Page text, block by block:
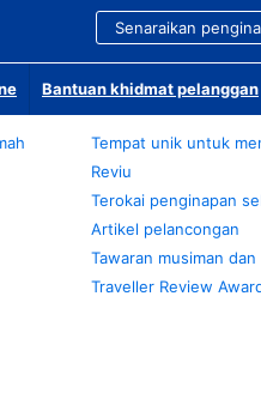
Senaraikan
Bantuan khidmat pelanggan
Tempat unik untuk
Reviu
Terokai penginapan
Artikel pelancongan
Tawaran musiman
Traveller Review